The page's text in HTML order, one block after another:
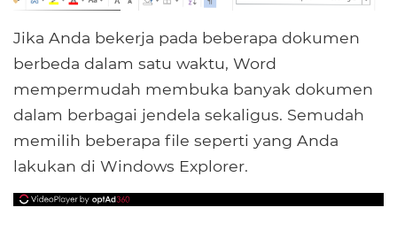
Jika Anda bekerja pada beberapa dokumen
berbeda dalam satu waktu, Word
mempermudah membuka banyak dokumen
dalam berbagai jendela sekaligus. Semudah
memilih beberapa file seperti yang Anda
lakukan di Windows Explorer.